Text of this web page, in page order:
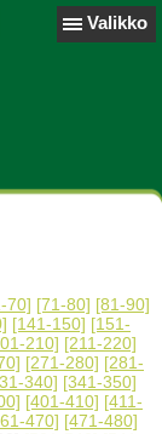
Valikko
70] [71-80] [81-90]
[141-150] [151-
210] [211-220]
[271-280] [281-
340] [341-350]
[401-410] [411-
470] [471-480]